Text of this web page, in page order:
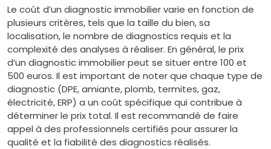
Le coût d’un diagnostic immobilier varie en fonction de
plusieurs critères, tels que la taille du bien, sa
localisation, le nombre de diagnostics requis et la
complexité des analyses à réaliser. En général, le prix
d’un diagnostic immobilier peut se situer entre 100 et
500 euros. Il est important de noter que chaque type de
diagnostic (DPE, amiante, plomb, termites, gaz,
électricité, ERP) a un coût spécifique qui contribue à
déterminer le prix total. Il est recommandé de faire
appel à des professionnels certifiés pour assurer la
qualité et la fiabilité des diagnostics réalisés.